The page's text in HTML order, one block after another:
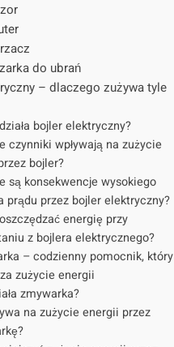
do ubrań
– dlaczego zużywa tyle
bojler elektryczny?
czynniki wpływają na zużycie
bojler?
są konsekwencje wysokiego
prądu przez bojler elektryczny?
energię przy
z bojlera elektrycznego?
– codzienny pomocnik, który
zużycie energii
zmywarka?
na zużycie energii przez